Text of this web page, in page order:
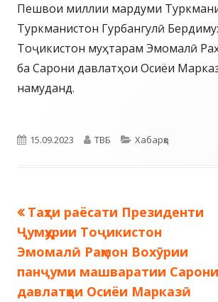
Пешвои миллии мардуми
Туркманистон Гурбангулӣ
Тоҷикистон муҳтарам Эмомалӣ
ба Сарони давлатҳои Осиёи
намуданд.
Опубликовано
15.09.2023 Автор
ТВБ Рубрики
Хабарҳо
Навигация
по
записям
Предыдущая
запись:
Таҳти раёсати Президенти
Ҷумҳурии Тоҷикистон
Эмомалӣ Раҳмон Вохӯрии
панҷуми машваратии Сарони
давлатҳои Осиёи Марказӣ